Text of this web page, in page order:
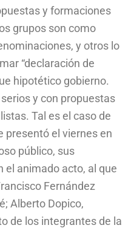
y formaciones
grupos son como
y otros lo
“declaración de
hipotético gobierno.
y con propuestas
Tal es el caso de
presentó el viernes en
público, sus
el animado acto, al que
Fernández
Alberto Dopico,
de los integrantes de la